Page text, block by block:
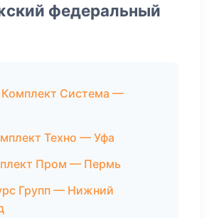
федеральный
Система —
Техно — Уфа
Пром — Пермь
Групп — Нижний